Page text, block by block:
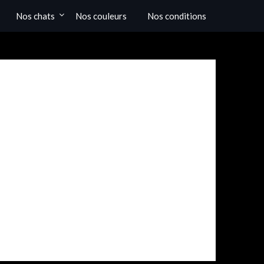
Nos chats Nos couleurs Nos conditions